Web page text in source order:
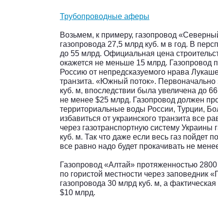
Трубопроводные аферы
Возьмем, к примеру, газопровод
газопровода 27,5 млрд куб. м в год. В
до 55 млрд. Официальная цена
окажется не меньше 15 млрд. Газопровод
Россию от непредсказуемого нрава
транзита. «Южный поток».
куб. м, впоследствии была увеличена до
не менее $25 млрд. Газопровод должен
территориальные воды России, Турции,
избавиться от украинского транзита все
через газотранспортную систему Украины
куб. м. Так что даже если весь газ пойдет
все равно надо будет прокачивать не
Газопровод «Алтай» протяженностью
по гористой местности через заповедник
газопровода 30 млрд куб. м, а
$10 млрд.